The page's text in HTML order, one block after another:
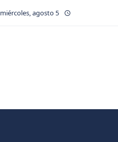
miércoles, agosto 5